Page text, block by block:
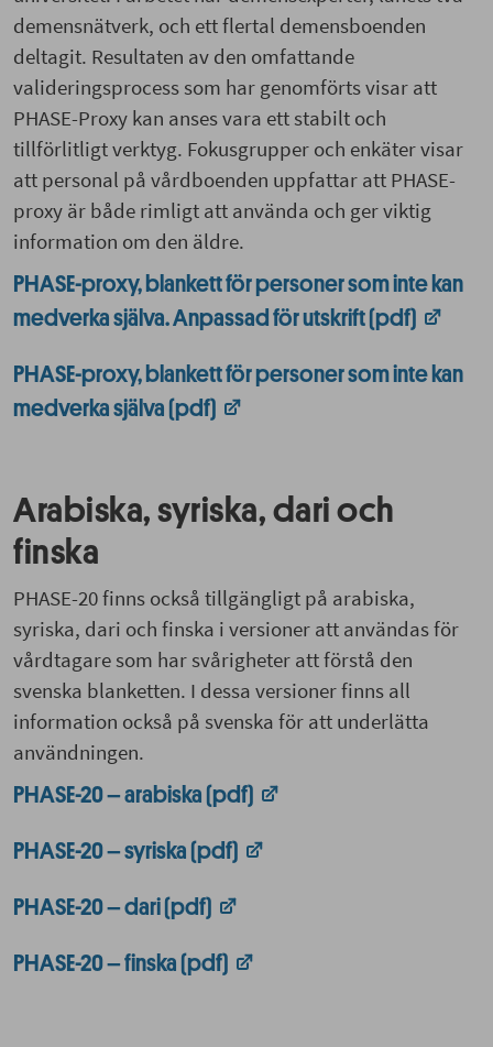
demensnätverk, och ett flertal demensboenden
deltagit. Resultaten av den omfattande
valideringsprocess som har genomförts visar att
PHASE-Proxy kan anses vara ett stabilt och
tillförlitligt verktyg. Fokusgrupper och enkäter visar
att personal på vårdboenden uppfattar att PHASE-
proxy är både rimligt att använda och ger viktig
information om den äldre.
PHASE-proxy, blankett för personer som inte kan
medverka själva. Anpassad för utskrift (pdf)
PHASE-proxy, blankett för personer som inte kan
medverka själva (pdf)
Arabiska, syriska, dari och
finska
PHASE-20 finns också tillgängligt på arabiska,
syriska, dari och finska i versioner att användas för
vårdtagare som har svårigheter att förstå den
svenska blanketten. I dessa versioner finns all
information också på svenska för att underlätta
användningen.
PHASE-20 – arabiska (pdf)
PHASE-20 – syriska (pdf)
PHASE-20 – dari (pdf)
PHASE-20 – finska (pdf)